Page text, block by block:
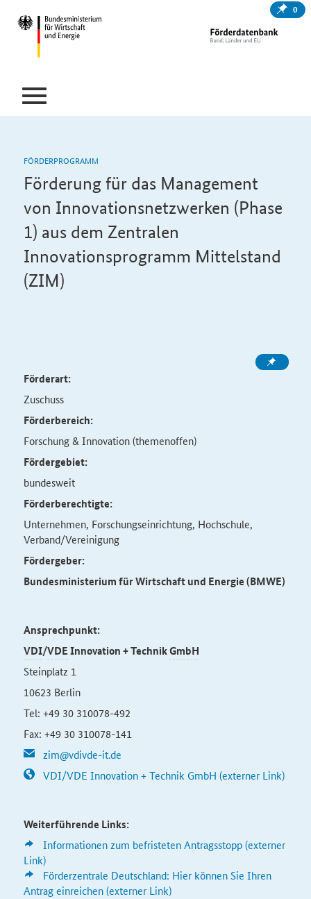
0
FÖRDERPROGRAMM
Förderung für das Management
von Innovationsnetzwerken (Phase
1) aus dem Zentralen
Innovationsprogramm Mittelstand
(ZIM)
Förderart:
Zuschuss
Förderbereich:
Forschung & Innovation (themenoffen)
Fördergebiet:
bundesweit
Förderberechtigte:
Unternehmen, Forschungseinrichtung, Hochschule,
Verband/Vereinigung
Fördergeber:
Bundesministerium für Wirtschaft und Energie (BMWE)
Ansprechpunkt:
VDI/VDEInnovation + TechnikGmbH
Steinplatz 1
10623 Berlin
Tel: +49 30 310078-492
Fax: +49 30 310078-141
zim@vdivde-it.de
VDI/VDE Innovation + Technik GmbH (externer Link)
Weiterführende Links:
Informationen zum befristeten Antragsstopp (externer
Link)
Förderzentrale Deutschland: Hier können Sie Ihren
Antrag einreichen (externer Link)